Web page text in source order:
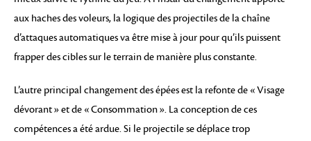
aux haches des voleurs, la logique des projectiles de la chaîne
d’attaques automatiques va être mise à jour pour qu’ils puissent
frapper des cibles sur le terrain de manière plus constante.
L’autre principal changement des épées est la refonte de « Visage
dévorant » et de « Consommation ». La conception de ces
compétences a été ardue. Si le projectile se déplace trop